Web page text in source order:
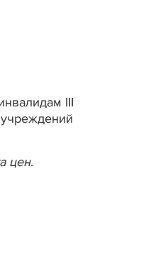
III
цен.